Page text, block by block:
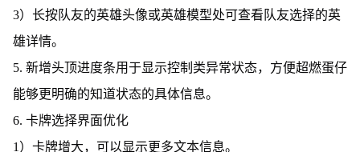
3）长按队友的英雄头像或英雄模型处可查看队友选择的英
雄详情。
5. 新增头顶进度条用于显示控制类异常状态，方便超燃蛋仔
能够更明确的知道状态的具体信息。
6. 卡牌选择界面优化
1）卡牌增大，可以显示更多文本信息。